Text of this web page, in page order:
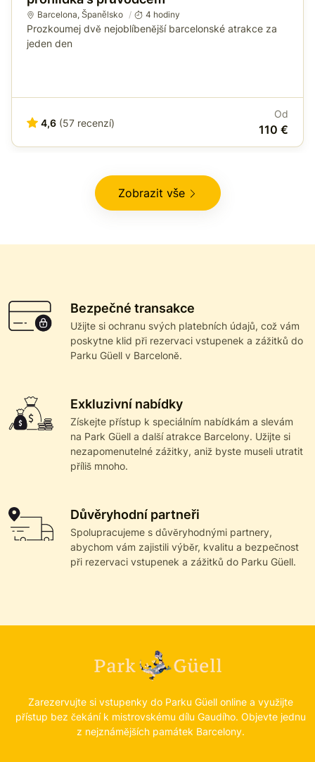
Barcelona, Španělsko 4 hodiny
Prozkoumej dvě nejoblíbenější barcelonské atrakce za
jeden den
4,6 (57 recenzí)
Od
110 €
Zobrazit vše
Bezpečné transakce
Užijte si ochranu svých platebních údajů, což vám
poskytne klid při rezervaci vstupenek a zážitků do
Parku Güell v Barceloně.
Exkluzivní nabídky
Získejte přístup k speciálním nabídkám a slevám
na Park Güell a další atrakce Barcelony. Užijte si
nezapomenutelné zážitky, aniž byste museli utratit
příliš mnoho.
Důvěryhodní partneři
Spolupracujeme s důvěryhodnými partnery,
abychom vám zajistili výběr, kvalitu a bezpečnost
při rezervaci vstupenek a zážitků do Parku Güell.
Zarezervujte si vstupenky do Parku Güell online a využijte
přístup bez čekání k mistrovskému dílu Gaudího. Objevte jednu
z nejznámějších památek Barcelony.